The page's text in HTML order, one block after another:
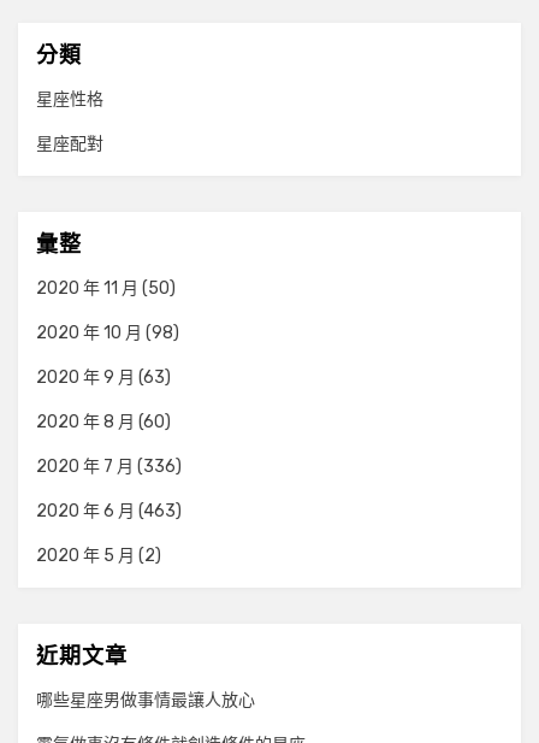
分類
星座性格
星座配對
彙整
2020 年 11 月 (50)
2020 年 10 月 (98)
2020 年 9 月 (63)
2020 年 8 月 (60)
2020 年 7 月 (336)
2020 年 6 月 (463)
2020 年 5 月 (2)
近期文章
哪些星座男做事情最讓人放心